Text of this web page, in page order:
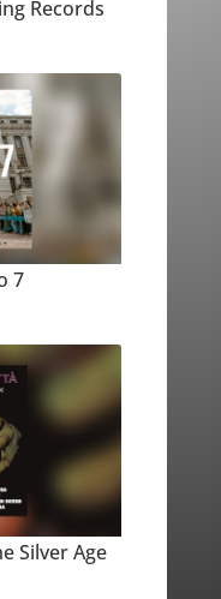
Records
7
Silver Age